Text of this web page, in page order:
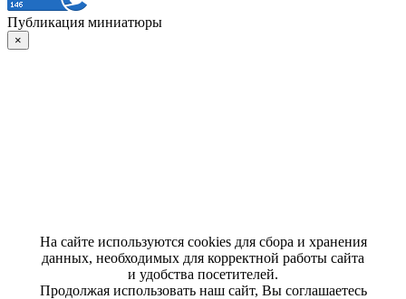
Публикация миниатюры
×
На сайте используются cookies для сбора и хранения
данных, необходимых для корректной работы сайта
и удобства посетителей.
Продолжая использовать наш сайт, Вы соглашаетесь